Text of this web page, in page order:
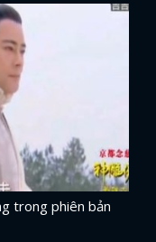
trong phiên bản